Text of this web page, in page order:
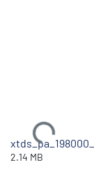
Ladataan...
2.14 MB